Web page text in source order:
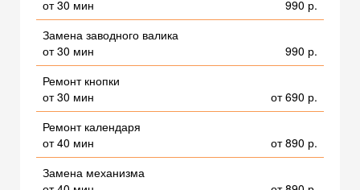
от 30 мин
990 р.
Замена заводного валика
от 30 мин
990 р.
Ремонт кнопки
от 30 мин
от 690 р.
Ремонт календаря
от 40 мин
от 890 р.
Замена механизма